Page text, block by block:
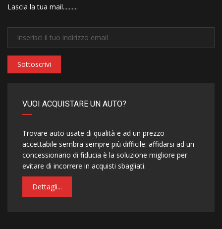
Lascia la tua mail..........
Sottoscrivi
VUOI ACQUISTARE UN AUTO?
Trovare auto usate di qualità e ad un prezzo
accettabile sembra sempre più difficile: affidarsi ad un
concessionario di fiducia è la soluzione migliore per
evitare di incorrere in acquisti sbagliati.
Dettagli...